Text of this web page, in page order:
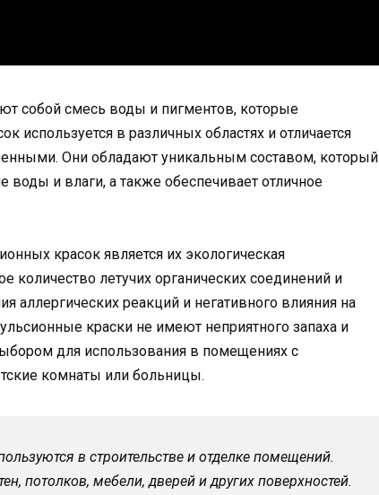
собой смесь воды и пигментов, которые
используется в различных областях и отличается
Они обладают уникальным составом, который
и влаги, а также обеспечивает отличное
красок является их экологическая
количество летучих органических соединений и
аллергических реакций и негативного влияния на
краски не имеют неприятного запаха и
для использования в помещениях с
комнаты или больницы.
в строительстве и отделке помещений.
потолков, мебели, дверей и других поверхностей.